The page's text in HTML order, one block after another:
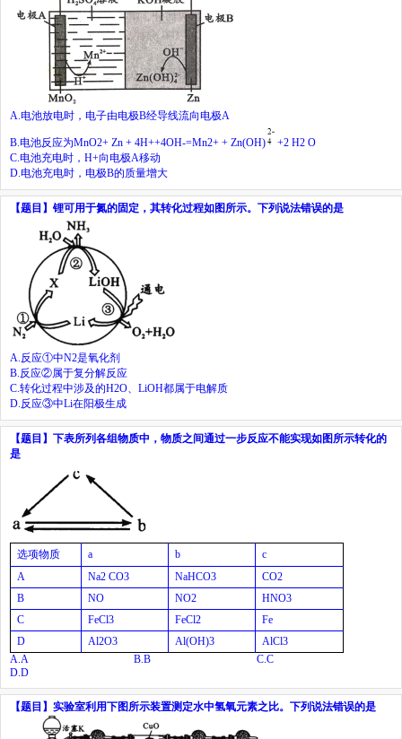
A. 电池放电时，电子由电极B经导线流向电极A
B. 电池反应为MnO2+ Zn + 4H++4OH-=Mn2+ + Zn(OH) +2 H2 O
C. 电池充电时， H+向电极A移动
D. 电池充电时，电极B的质量增大
【题目】 锂可用于氮的固定，其转化过程如图所示。下列说法错误的是
A. 反应①中N2是氧化剂
B. 反应②属于复分解反应
C. 转化过程中涉及的H2O LiOH都属于电解质
D. 反应③中Li在阳极生成
【题目】 下表所列各组物质中，物质之间通过一步反应不能实现如图所示转化的
是
选项物质 a b
c
A
Na2CO3 NaHCO3 CO2
B
NO NO2 HNO3
C
FeCl3 FeCl2
Fe
D
Al2O3 Al(OH)3 AlCl3
A. A B. B C. C
D. D
【题目】 实验室利用下图所示装置测定水中氢氧元素之比。下列说法错误的是